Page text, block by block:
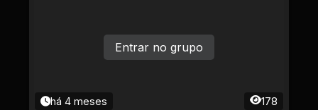
há 4 meses 178
Entrar no grupo